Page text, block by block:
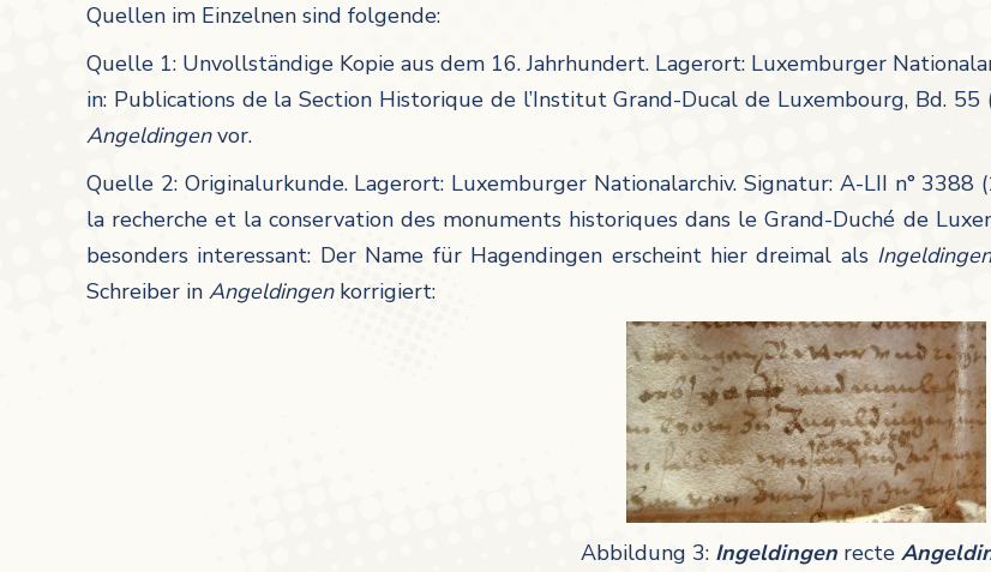
Quellen im Einzelnen sind folgende:
Quelle 1: Unvollständige Kopie aus dem 16. Jahrhundert. Lagerort: Luxemburger
in: Publications de la Section Historique de l’Institut Grand-Ducal de Luxembourg, Bd. 55
Angeldingenvor.
Quelle 2: Originalurkunde. Lagerort: Luxemburger Nationalarchiv. Signatur: A-LII n°
la recherche et la conservation des monuments historiques dans le Grand-Duché de
besonders interessant: Der Name für Hagendingen erscheint hier dreimal als
Schreiber in Angeldingen korrigiert:
Abbildung 3: Ingeldingen recte